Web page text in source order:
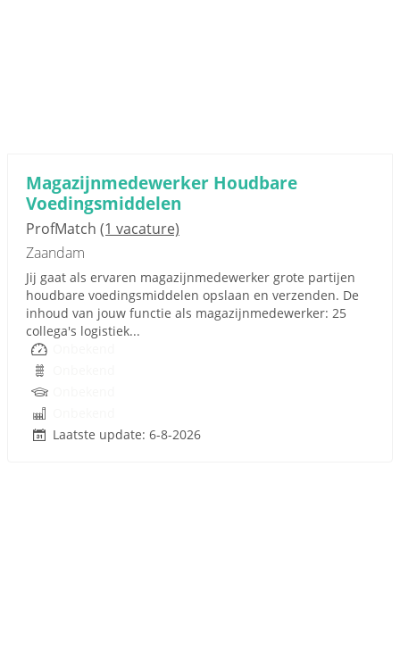
Magazijnmedewerker Houdbare
Voedingsmiddelen
ProfMatch (1 vacature)
Zaandam
Jij gaat als ervaren magazijnmedewerker grote partijen
houdbare voedingsmiddelen opslaan en verzenden. De
inhoud van jouw functie als magazijnmedewerker: 25
collega's logistiek...
Laatste update: 6-8-2026